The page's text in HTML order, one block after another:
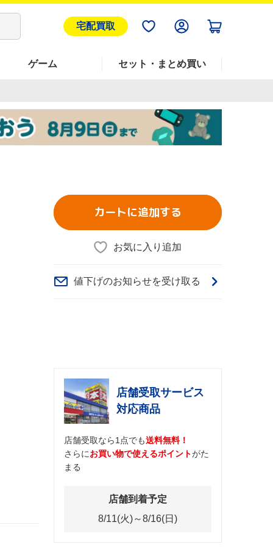
宅配買取
ゲーム セット・まとめ買い
カートに追加する
お気に入り追加
値下げのお知らせを受け取る
店舗受取サービス
対応商品
店舗受取なら1点でも送料無料！
さらにお買い物で使えるポイントがた
まる
店舗到着予定
8/11(火)～8/16(日)